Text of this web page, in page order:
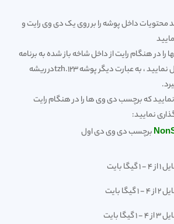
داخل پوشه را بر روی یک دی وی رایت و
را در هنگام رایت از داخل شاخه باز شده به برنامه
رایت خود منتقل نمایید ، به عبارت دیگر پوشه 123.tzhدر ریشه
که برچسب دی وی ها را در هنگام رایت
نمایید:
برچسب دی وی دی اول
بایت
بایت
بایت